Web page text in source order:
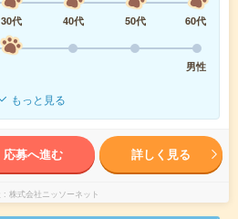
30代 40代 50代
60代
男性
もっと見る
応募へ進む 詳しく見る
株式会社ニッソーネット